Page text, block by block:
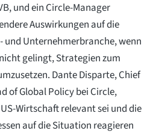
und ein Circle-Manager
Auswirkungen auf die
und Unternehmerbranche, wenn
gelingt, Strategien zum
Dante Disparte, Chief
of Global Policy bei Circle,
Wirtschaft relevant sei und die
auf die Situation reagieren